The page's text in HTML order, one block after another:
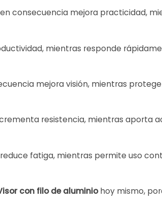
consecuencia mejora practicidad,
mientras responde
mejora visión, mientras
resistencia, mientras aporta
fatiga, mientras permite uso
con filo de aluminiohoy mismo,